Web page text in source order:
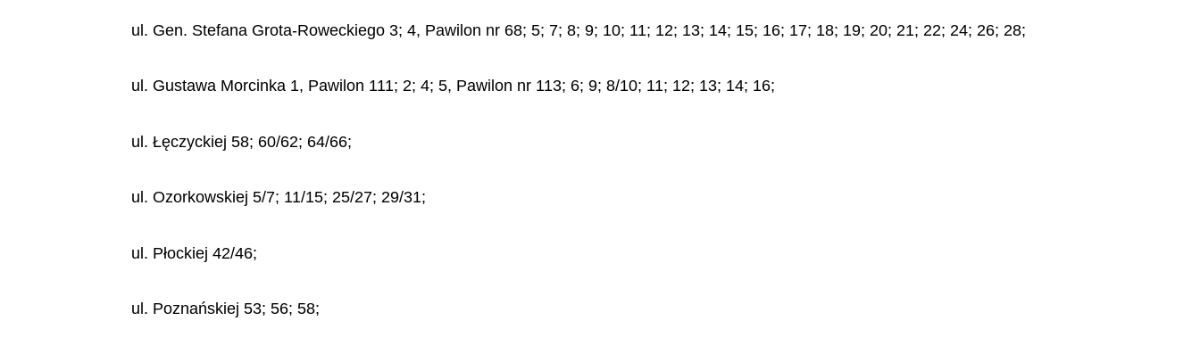
ul. Gen. Stefana Grota-Roweckiego 3; 4, Pawilon nr 68; 5; 7; 8; 9; 10; 11; 12; 13; 14; 15; 16; 17; 18; 19; 20; 21; 22; 24; 26; 28;
ul. Gustawa Morcinka 1, Pawilon 111; 2; 4; 5, Pawilon nr 113; 6; 9; 8/10; 11; 12; 13; 14; 16;
ul. Łęczyckiej 58; 60/62; 64/66;
ul. Ozorkowskiej 5/7; 11/15; 25/27; 29/31;
ul. Płockiej 42/46;
ul. Poznańskiej 53; 56; 58;